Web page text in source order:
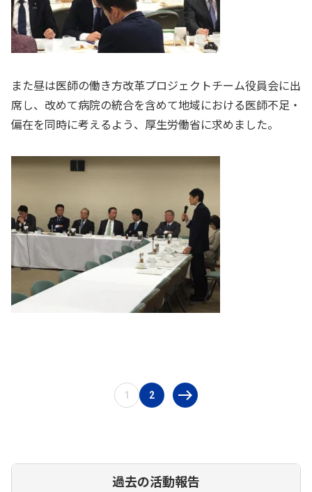
また昼は医師の働き方改革プロジェクトチーム役員会に出
席し、改めて病院の統合を含めて地域における医師不足・
偏在を同時に考えるよう、厚生労働省に求めました。
1 2
過去の活動報告